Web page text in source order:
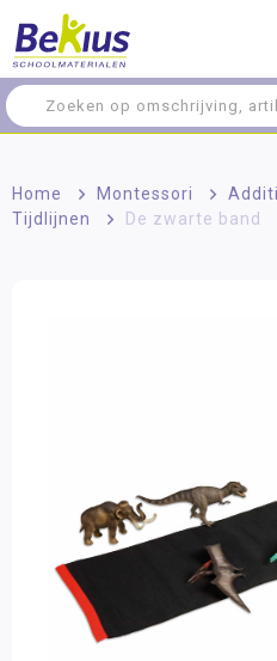
Home > Montessori >
Tijdlijnen
> De zwarte band